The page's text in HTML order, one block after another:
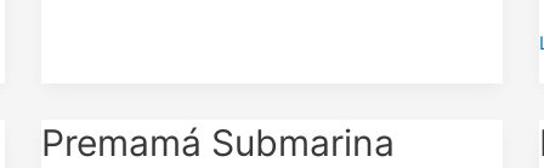
Premamá Submarina
Premamá
Submarina